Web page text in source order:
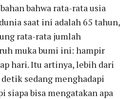
bahwa rata-rata usia
saat ini adalah 65 tahun,
rata-rata jumlah
muka bumi ini: hampir
hari. Itu artinya, lebih dari
sedang menghadapi
siapa bisa mengatakan apa